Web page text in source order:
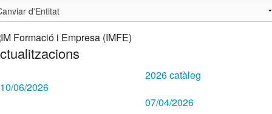
Notícies
10/06/2026
2026 catàleg
07/04/2026